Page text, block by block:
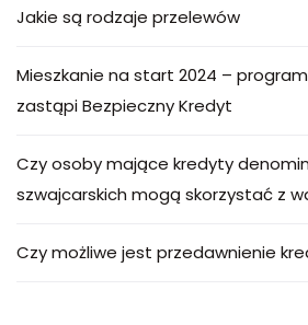
Jakie są rodzaje przelewów
Mieszkanie na start 2024 –
zastąpi Bezpieczny Kredyt
Czy osoby mające kredyty
szwajcarskich mogą skorzystać z
Czy możliwe jest przedawnienie